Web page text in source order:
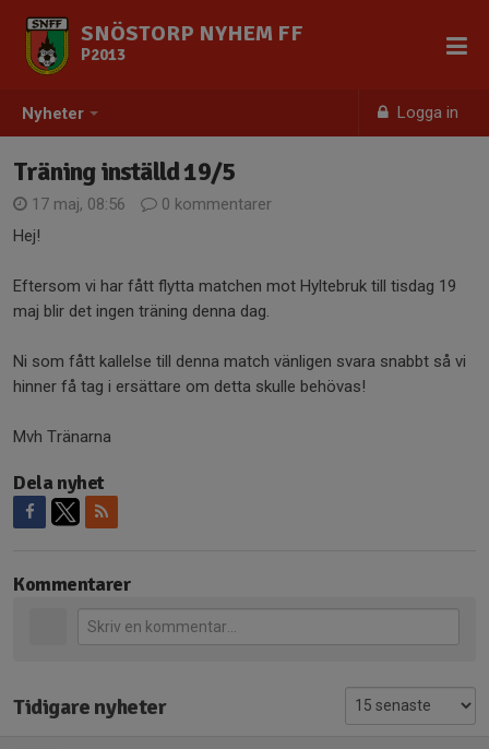
Nyheter Logga in
SNÖSTORP NYHEM FF
P2013
Träning inställd 19/5
17 maj, 08:56
0 kommentarer
Hej!
Eftersom vi har fått flytta matchen mot Hyltebruk till tisdag 19
maj blir det ingen träning denna dag.
Ni som fått kallelse till denna match vänligen svara snabbt så vi
hinner få tag i ersättare om detta skulle behövas!
Mvh Tränarna
Dela nyhet
Kommentarer
Tidigare nyheter